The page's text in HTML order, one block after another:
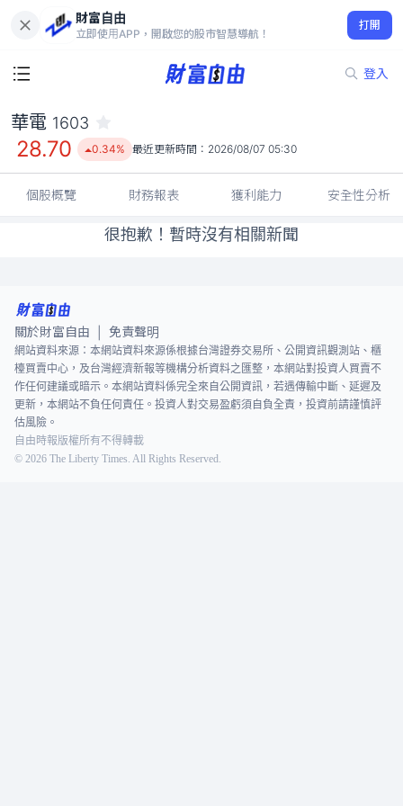
財富自由
立即使用APP，開啟您的股市智慧導航！
打開
登入
28.70
0.34%
華電 1603
28.70 0.34% 最近更新時間： 2026/08/07 05:30
個股概覽 財務報表 獲利能力 安全性分析
很抱歉！暫時沒有相關新聞
關於財富自由 免責聲明
網站資料來源：本網站資料來源係根據台灣證券交易所、公開資訊觀測站、櫃
檯買賣中心，及台灣經濟新報等機構分析資料之匯整，本網站對投資人買賣不
作任何建議或暗示。本網站資料係完全來自公開資訊，若遇傳輸中斷、延遲及
更新，本網站不負任何責任。投資人對交易盈虧須自負全責，投資前請謹慎評
估風險。
自由時報版權所有不得轉載
© 2026 The Liberty Times. All Rights Reserved.